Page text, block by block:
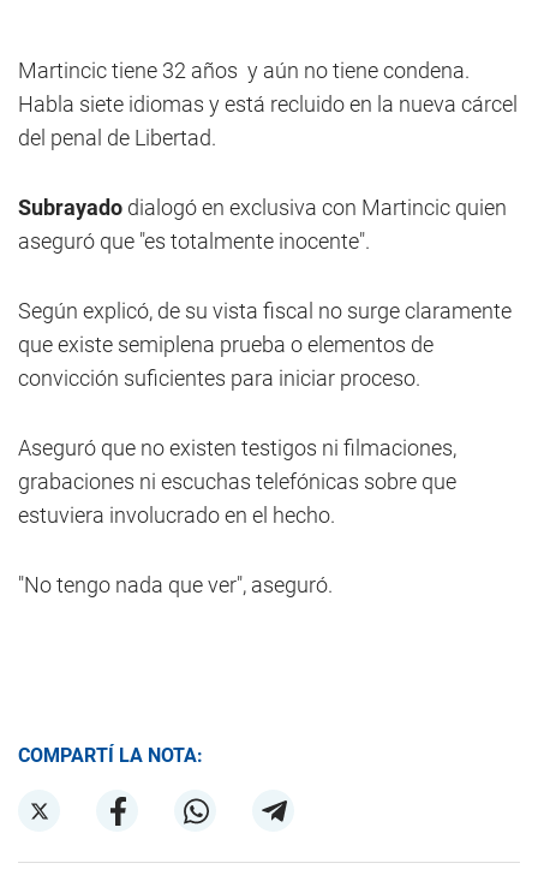
Martincic tiene 32 años y aún no tiene condena.
Habla siete idiomas y está recluido en la nueva cárcel
del penal de Libertad.
Subrayado dialogó en exclusiva con Martincic quien
aseguró que "es totalmente inocente".
Según explicó, de su vista fiscal no surge claramente
que existe semiplena prueba o elementos de
convicción suficientes para iniciar proceso.
Aseguró que no existen testigos ni filmaciones,
grabaciones ni escuchas telefónicas sobre que
estuviera involucrado en el hecho.
"No tengo nada que ver", aseguró.
COMPARTÍ LA NOTA: